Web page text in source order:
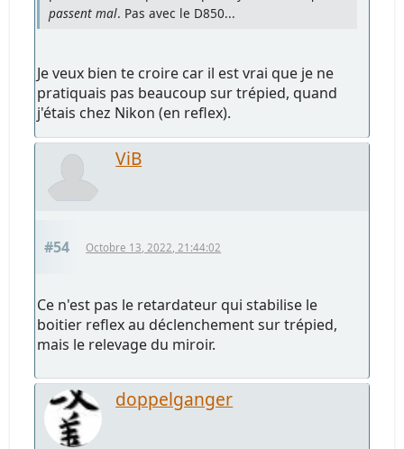
passent mal. Pas avec le D850...
Je veux bien te croire car il est vrai que je ne
pratiquais pas beaucoup sur trépied, quand
j'étais chez Nikon (en reflex).
ViB
#54 Octobre 13, 2022, 21:44:02
Ce n'est pas le retardateur qui stabilise le
boitier reflex au déclenchement sur trépied,
mais le relevage du miroir.
doppelganger